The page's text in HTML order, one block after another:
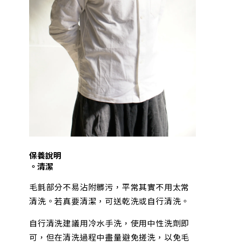
保養說明
。清潔
毛氈部分不易沾附髒污，平常其實不用太常
清洗。若真要清潔，可送乾洗或自行清洗。
自行清洗建議用冷水手洗，使用中性洗劑即
可，但在清洗過程中盡量避免搓洗，以免毛